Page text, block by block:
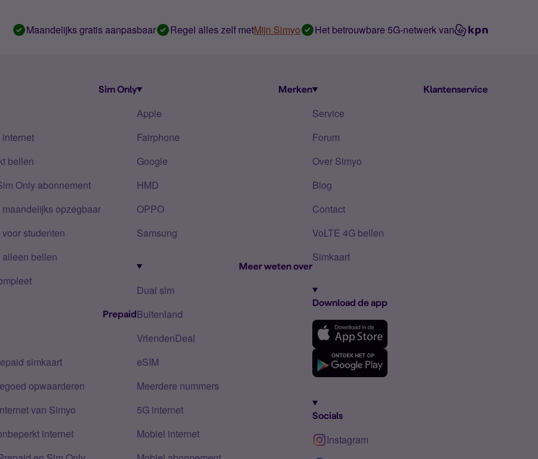
Maandelijks gratis aanpasbaar Regel alles zelf metMijn Simyo Het betrouwbare 5G-netwerk van
Sim Only
bellen
Only abonnement
opzegbaar
studenten
bellen
Prepaid
simkaart
opwaarderen
van Simyo
internet
Merken
Apple
Fairphone
Google
HMD
OPPO
Samsung
Meer weten over
Dual sim
Buitenland
VriendenDeal
eSIM
Meerdere nummers
5G internet
Mobiel internet
Klantenservice
Service
Forum
Over Simyo
Blog
Contact
VoLTE 4G bellen
Simkaart
Download de app
Socials
Instagram